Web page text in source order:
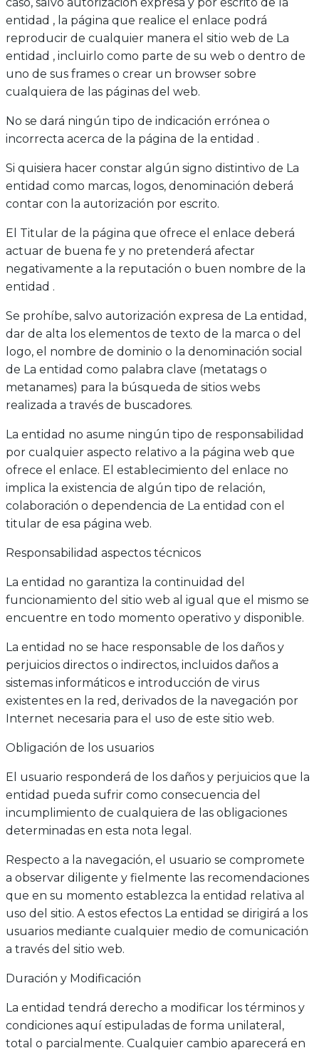
entidad , la página que realice el enlace podrá
reproducir de cualquier manera el sitio web de La
entidad , incluirlo como parte de su web o dentro de
uno de sus frames o crear un browser sobre
cualquiera de las páginas del web.
No se dará ningún tipo de indicación errónea o
incorrecta acerca de la página de la entidad .
Si quisiera hacer constar algún signo distintivo de La
entidad como marcas, logos, denominación deberá
contar con la autorización por escrito.
El Titular de la página que ofrece el enlace deberá
actuar de buena fe y no pretenderá afectar
negativamente a la reputación o buen nombre de la
entidad .
Se prohíbe, salvo autorización expresa de La entidad,
dar de alta los elementos de texto de la marca o del
logo, el nombre de dominio o la denominación social
de La entidad como palabra clave (metatags o
metanames) para la búsqueda de sitios webs
realizada a través de buscadores.
La entidad no asume ningún tipo de responsabilidad
por cualquier aspecto relativo a la página web que
ofrece el enlace. El establecimiento del enlace no
implica la existencia de algún tipo de relación,
colaboración o dependencia de La entidad con el
titular de esa página web.
Responsabilidad aspectos técnicos
La entidad no garantiza la continuidad del
funcionamiento del sitio web al igual que el mismo se
encuentre en todo momento operativo y disponible.
La entidad no se hace responsable de los daños y
perjuicios directos o indirectos, incluidos daños a
sistemas informáticos e introducción de virus
existentes en la red, derivados de la navegación por
Internet necesaria para el uso de este sitio web.
Obligación de los usuarios
El usuario responderá de los daños y perjuicios que la
entidad pueda sufrir como consecuencia del
incumplimiento de cualquiera de las obligaciones
determinadas en esta nota legal.
Respecto a la navegación, el usuario se compromete
a observar diligente y fielmente las recomendaciones
que en su momento establezca la entidad relativa al
uso del sitio. A estos efectos La entidad se dirigirá a los
usuarios mediante cualquier medio de comunicación
a través del sitio web.
Duración y Modificación
La entidad tendrá derecho a modificar los términos y
condiciones aquí estipuladas de forma unilateral,
total o parcialmente. Cualquier cambio aparecerá en